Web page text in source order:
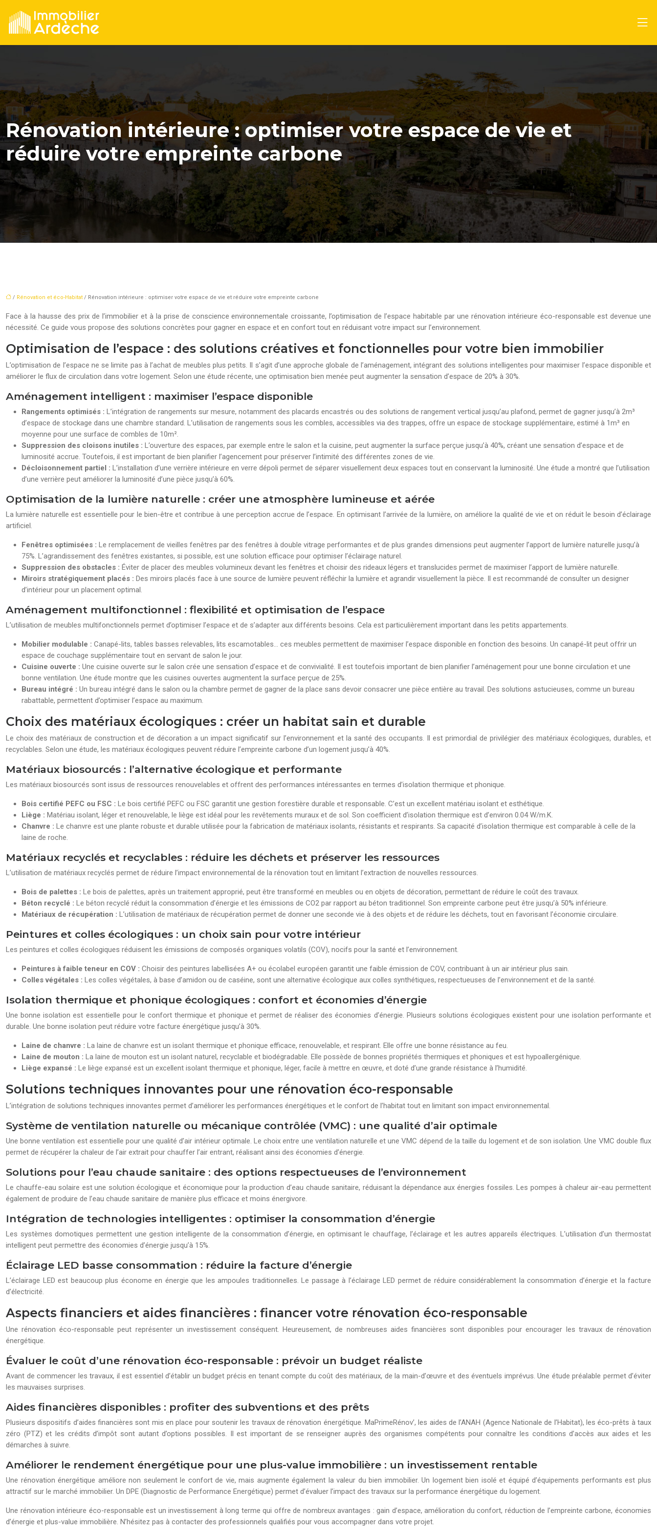
Rénovation intérieure : optimiser votre espace de vie et
réduire votre empreinte carbone
/ Rénovation et éco-Habitat / Rénovation intérieure : optimiser votre espace de vie et réduire votre empreinte carbone
Face à la hausse des prix de l’immobilier et à la prise de conscience environnementale croissante, l’optimisation de l’espace habitable par une rénovation intérieure éco-responsable est devenue une
nécessité. Ce guide vous propose des solutions concrètes pour gagner en espace et en confort tout en réduisant votre impact sur l’environnement.
Optimisation de l’espace : des solutions créatives et fonctionnelles pour votre bien immobilier
L’optimisation de l’espace ne se limite pas à l’achat de meubles plus petits. Il s’agit d’une approche globale de l’aménagement, intégrant des solutions intelligentes pour maximiser l’espace disponible et
améliorer le flux de circulation dans votre logement. Selon une étude récente, une optimisation bien menée peut augmenter la sensation d’espace de 20% à 30%.
Aménagement intelligent : maximiser l’espace disponible
Rangements optimisés : L’intégration de rangements sur mesure, notamment des placards encastrés ou des solutions de rangement vertical jusqu’au plafond, permet de gagner jusqu’à 2m³
d’espace de stockage dans une chambre standard. L’utilisation de rangements sous les combles, accessibles via des trappes, offre un espace de stockage supplémentaire, estimé à 1m³ en
moyenne pour une surface de combles de 10m².
Suppression des cloisons inutiles : L’ouverture des espaces, par exemple entre le salon et la cuisine, peut augmenter la surface perçue jusqu’à 40%, créant une sensation d’espace et de
luminosité accrue. Toutefois, il est important de bien planifier l’agencement pour préserver l’intimité des différentes zones de vie.
Décloisonnement partiel : L’installation d’une verrière intérieure en verre dépoli permet de séparer visuellement deux espaces tout en conservant la luminosité. Une étude a montré que l’utilisation
d’une verrière peut améliorer la luminosité d’une pièce jusqu’à 60%.
Optimisation de la lumière naturelle : créer une atmosphère lumineuse et aérée
La lumière naturelle est essentielle pour le bien-être et contribue à une perception accrue de l’espace. En optimisant l’arrivée de la lumière, on améliore la qualité de vie et on réduit le besoin d’éclairage
artificiel.
Fenêtres optimisées : Le remplacement de vieilles fenêtres par des fenêtres à double vitrage performantes et de plus grandes dimensions peut augmenter l’apport de lumière naturelle jusqu’à
75%. L’agrandissement des fenêtres existantes, si possible, est une solution efficace pour optimiser l’éclairage naturel.
Suppression des obstacles : Éviter de placer des meubles volumineux devant les fenêtres et choisir des rideaux légers et translucides permet de maximiser l’apport de lumière naturelle.
Miroirs stratégiquement placés : Des miroirs placés face à une source de lumière peuvent réfléchir la lumière et agrandir visuellement la pièce. Il est recommandé de consulter un designer
d’intérieur pour un placement optimal.
Aménagement multifonctionnel : flexibilité et optimisation de l’espace
L’utilisation de meubles multifonctionnels permet d’optimiser l’espace et de s’adapter aux différents besoins. Cela est particulièrement important dans les petits appartements.
Mobilier modulable : Canapé-lits, tables basses relevables, lits escamotables… ces meubles permettent de maximiser l’espace disponible en fonction des besoins. Un canapé-lit peut offrir un
espace de couchage supplémentaire tout en servant de salon le jour.
Cuisine ouverte : Une cuisine ouverte sur le salon crée une sensation d’espace et de convivialité. Il est toutefois important de bien planifier l’aménagement pour une bonne circulation et une
bonne ventilation. Une étude montre que les cuisines ouvertes augmentent la surface perçue de 25%.
Bureau intégré : Un bureau intégré dans le salon ou la chambre permet de gagner de la place sans devoir consacrer une pièce entière au travail. Des solutions astucieuses, comme un bureau
rabattable, permettent d’optimiser l’espace au maximum.
Choix des matériaux écologiques : créer un habitat sain et durable
Le choix des matériaux de construction et de décoration a un impact significatif sur l’environnement et la santé des occupants. Il est primordial de privilégier des matériaux écologiques, durables, et
recyclables. Selon une étude, les matériaux écologiques peuvent réduire l’empreinte carbone d’un logement jusqu’à 40%.
Matériaux biosourcés : l’alternative écologique et performante
Les matériaux biosourcés sont issus de ressources renouvelables et offrent des performances intéressantes en termes d’isolation thermique et phonique.
Bois certifié PEFC ou FSC : Le bois certifié PEFC ou FSC garantit une gestion forestière durable et responsable. C’est un excellent matériau isolant et esthétique.
Liège : Matériau isolant, léger et renouvelable, le liège est idéal pour les revêtements muraux et de sol. Son coefficient d’isolation thermique est d’environ 0.04 W/m.K.
Chanvre : Le chanvre est une plante robuste et durable utilisée pour la fabrication de matériaux isolants, résistants et respirants. Sa capacité d’isolation thermique est comparable à celle de la
laine de roche.
Matériaux recyclés et recyclables : réduire les déchets et préserver les ressources
L’utilisation de matériaux recyclés permet de réduire l’impact environnemental de la rénovation tout en limitant l’extraction de nouvelles ressources.
Bois de palettes : Le bois de palettes, après un traitement approprié, peut être transformé en meubles ou en objets de décoration, permettant de réduire le coût des travaux.
Béton recyclé : Le béton recyclé réduit la consommation d’énergie et les émissions de CO2 par rapport au béton traditionnel. Son empreinte carbone peut être jusqu’à 50% inférieure.
Matériaux de récupération : L’utilisation de matériaux de récupération permet de donner une seconde vie à des objets et de réduire les déchets, tout en favorisant l’économie circulaire.
Peintures et colles écologiques : un choix sain pour votre intérieur
Les peintures et colles écologiques réduisent les émissions de composés organiques volatils (COV), nocifs pour la santé et l’environnement.
Peintures à faible teneur en COV : Choisir des peintures labellisées A+ ou écolabel européen garantit une faible émission de COV, contribuant à un air intérieur plus sain.
Colles végétales : Les colles végétales, à base d’amidon ou de caséine, sont une alternative écologique aux colles synthétiques, respectueuses de l’environnement et de la santé.
Isolation thermique et phonique écologiques : confort et économies d’énergie
Une bonne isolation est essentielle pour le confort thermique et phonique et permet de réaliser des économies d’énergie. Plusieurs solutions écologiques existent pour une isolation performante et
durable. Une bonne isolation peut réduire votre facture énergétique jusqu’à 30%.
Laine de chanvre : La laine de chanvre est un isolant thermique et phonique efficace, renouvelable, et respirant. Elle offre une bonne résistance au feu.
Laine de mouton : La laine de mouton est un isolant naturel, recyclable et biodégradable. Elle possède de bonnes propriétés thermiques et phoniques et est hypoallergénique.
Liège expansé : Le liège expansé est un excellent isolant thermique et phonique, léger, facile à mettre en œuvre, et doté d’une grande résistance à l’humidité.
Solutions techniques innovantes pour une rénovation éco-responsable
L’intégration de solutions techniques innovantes permet d’améliorer les performances énergétiques et le confort de l’habitat tout en limitant son impact environnemental.
Système de ventilation naturelle ou mécanique contrôlée (VMC) : une qualité d’air optimale
Une bonne ventilation est essentielle pour une qualité d’air intérieur optimale. Le choix entre une ventilation naturelle et une VMC dépend de la taille du logement et de son isolation. Une VMC double flux
permet de récupérer la chaleur de l’air extrait pour chauffer l’air entrant, réalisant ainsi des économies d’énergie.
Solutions pour l’eau chaude sanitaire : des options respectueuses de l’environnement
Le chauffe-eau solaire est une solution écologique et économique pour la production d’eau chaude sanitaire, réduisant la dépendance aux énergies fossiles. Les pompes à chaleur air-eau permettent
également de produire de l’eau chaude sanitaire de manière plus efficace et moins énergivore.
Intégration de technologies intelligentes : optimiser la consommation d’énergie
Les systèmes domotiques permettent une gestion intelligente de la consommation d’énergie, en optimisant le chauffage, l’éclairage et les autres appareils électriques. L’utilisation d’un thermostat
intelligent peut permettre des économies d’énergie jusqu’à 15%.
Éclairage LED basse consommation : réduire la facture d’énergie
L’éclairage LED est beaucoup plus économe en énergie que les ampoules traditionnelles. Le passage à l’éclairage LED permet de réduire considérablement la consommation d’énergie et la facture
d’électricité.
Aspects financiers et aides financières : financer votre rénovation éco-responsable
Une rénovation éco-responsable peut représenter un investissement conséquent. Heureusement, de nombreuses aides financières sont disponibles pour encourager les travaux de rénovation
énergétique.
Évaluer le coût d’une rénovation éco-responsable : prévoir un budget réaliste
Avant de commencer les travaux, il est essentiel d’établir un budget précis en tenant compte du coût des matériaux, de la main-d’œuvre et des éventuels imprévus. Une étude préalable permet d’éviter
les mauvaises surprises.
Aides financières disponibles : profiter des subventions et des prêts
Plusieurs dispositifs d’aides financières sont mis en place pour soutenir les travaux de rénovation énergétique. MaPrimeRénov’, les aides de l’ANAH (Agence Nationale de l’Habitat), les éco-prêts à taux
zéro (PTZ) et les crédits d’impôt sont autant d’options possibles. Il est important de se renseigner auprès des organismes compétents pour connaître les conditions d’accès aux aides et les
démarches à suivre.
Améliorer le rendement énergétique pour une plus-value immobilière : un investissement rentable
Une rénovation énergétique améliore non seulement le confort de vie, mais augmente également la valeur du bien immobilier. Un logement bien isolé et équipé d’équipements performants est plus
attractif sur le marché immobilier. Un DPE (Diagnostic de Performance Energétique) permet d’évaluer l’impact des travaux sur la performance énergétique du logement.
Une rénovation intérieure éco-responsable est un investissement à long terme qui offre de nombreux avantages : gain d’espace, amélioration du confort, réduction de l’empreinte carbone, économies
d’énergie et plus-value immobilière. N’hésitez pas à contacter des professionnels qualifiés pour vous accompagner dans votre projet.